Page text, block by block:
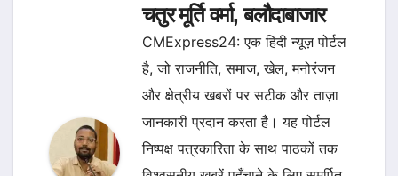
चतुर मूर्ति वर्मा, बलौदाबाजार
CMExpress24: एक हिंदी न्यूज़ पोर्टल
है, जो राजनीति, समाज, खेल, मनोरंजन
और क्षेत्रीय खबरों पर सटीक और ताज़ा
जानकारी प्रदान करता है। यह पोर्टल
निष्पक्ष पत्रकारिता के साथ पाठकों तक